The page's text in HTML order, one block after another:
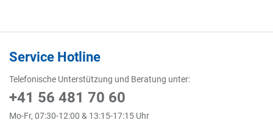
Service Hotline
Telefonische Unterstützung und Beratung unter:
+41 56 481 70 60
Mo-Fr, 07:30-12:00 & 13:15-17:15 Uhr